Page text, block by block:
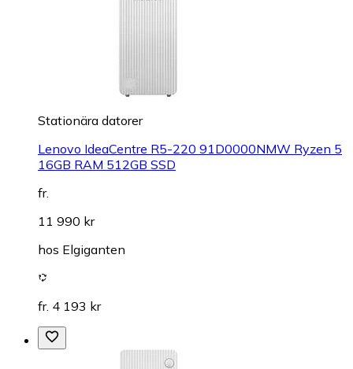
Stationära datorer
Lenovo IdeaCentre R5-220 91D0000NMW Ryzen 5
16GB RAM 512GB SSD
fr.
11 990 kr
hos Elgiganten
fr. 4 193 kr